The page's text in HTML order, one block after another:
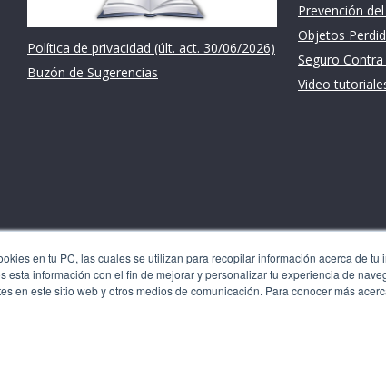
en tu PC, las cuales se utilizan para recopilar información acerca de
esta información con el fin de mejorar y personalizar tu experiencia de
en este sitio web y otros medios de comunicación. Para conocer más
Política de privacidad (últ. act. 30/06/2026)
Buzón de Sugerencias
Prevención
Objetos
Seguro
Video
cuales se utilizan para recopilar información acerca
recordarte. Usamos esta información con el fin de